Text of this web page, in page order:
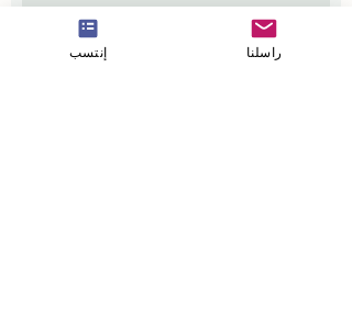
إنتسب راسلنا